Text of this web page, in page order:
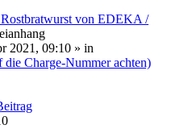
von EDEKA /
2021, 09:10 » in
Charge-Nummer achten)